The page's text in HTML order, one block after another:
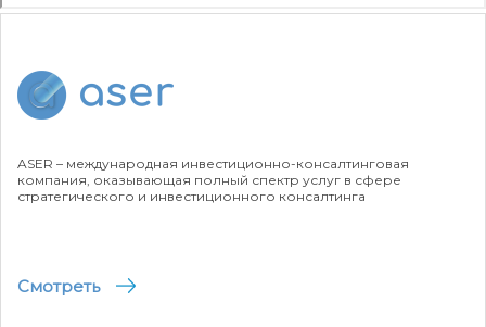
ASER – международная инвестиционно-консалтинговая
компания, оказывающая полный спектр услуг в сфере
стратегического и инвестиционного консалтинга
Смотреть